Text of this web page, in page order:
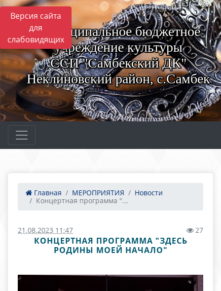
Версия сайта
для
слабовидящих
Муниципальное бюджетное
учреждение культуры
ССП "Самбекский ДК"
Неклиновский район, с.Самбек
Главная МЕРОПРИЯТИЯ
Новости
Концертная программа "...
21.08.2023 11:47 27
КОНЦЕРТНАЯ ПРОГРАММА "ЗДЕСЬ
РОДИНЫ МОЕЙ НАЧАЛО"